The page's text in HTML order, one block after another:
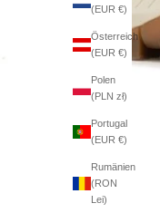
(EUR €)
Österreich
(EUR €)
Polen
(PLN zł)
Portugal
(EUR €)
Rumänien
(RON
Lei)